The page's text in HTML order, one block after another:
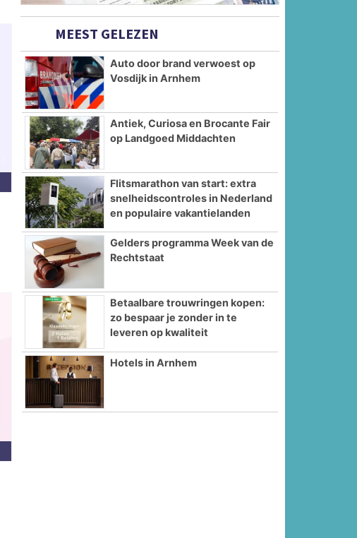
MEEST GELEZEN
Auto door brand verwoest op
Vosdijk in Arnhem
Antiek, Curiosa en Brocante Fair
op Landgoed Middachten
Flitsmarathon van start: extra
snelheidscontroles in Nederland
en populaire vakantielanden
Gelders programma Week van de
Rechtstaat
Betaalbare trouwringen kopen:
zo bespaar je zonder in te
leveren op kwaliteit
Hotels in Arnhem